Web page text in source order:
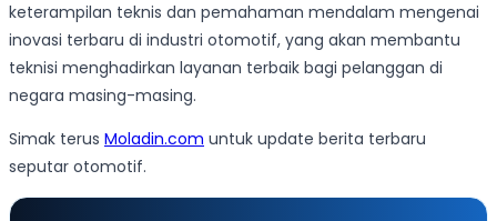
keterampilan teknis dan pemahaman mendalam mengenai
inovasi terbaru di industri otomotif, yang akan membantu
teknisi menghadirkan layanan terbaik bagi pelanggan di
negara masing-masing.
Simak terus Moladin.com untuk update berita terbaru
seputar otomotif.